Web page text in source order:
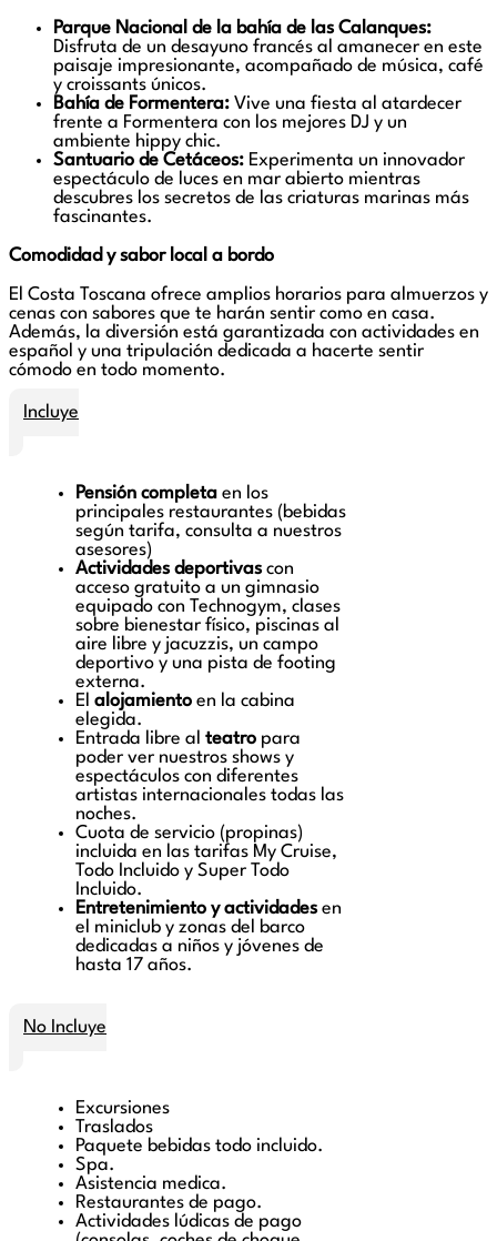
Parque Nacional de la bahía de las Calanques:
Disfruta de un desayuno francés al amanecer en este
paisaje impresionante, acompañado de música, café
y croissants únicos.
Bahía de Formentera: Vive una fiesta al atardecer
frente a Formentera con los mejores DJ y un
ambiente hippy chic.
Santuario de Cetáceos: Experimenta un innovador
espectáculo de luces en mar abierto mientras
descubres los secretos de las criaturas marinas más
fascinantes.
Comodidad y sabor local a bordo
El Costa Toscana ofrece amplios horarios para almuerzos y
cenas con sabores que te harán sentir como en casa.
Además, la diversión está garantizada con actividades en
español y una tripulación dedicada a hacerte sentir
cómodo en todo momento.
Incluye
Pensión completa en los
principales restaurantes (bebidas
según tarifa, consulta a nuestros
asesores)
Actividades deportivas con
acceso gratuito a un gimnasio
equipado con Technogym, clases
sobre bienestar físico, piscinas al
aire libre y jacuzzis, un campo
deportivo y una pista de footing
externa.
El alojamiento en la cabina
elegida.
Entrada libre al teatro para
poder ver nuestros shows y
espectáculos con diferentes
artistas internacionales todas las
noches.
Cuota de servicio (propinas)
incluida en las tarifas My Cruise,
Todo Incluido y Super Todo
Incluido.
Entretenimiento y actividades en
el miniclub y zonas del barco
dedicadas a niños y jóvenes de
hasta 17 años.
No Incluye
Excursiones
Traslados
Paquete bebidas todo incluido.
Spa.
Asistencia medica.
Restaurantes de pago.
Actividades lúdicas de pago